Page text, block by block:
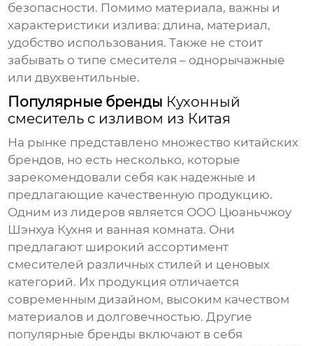
безопасности. Помимо материала, важны и
характеристики излива: длина, материал,
удобство использования. Также не стоит
забывать о типе смесителя – однорычажные
или двухвентильные.
Популярные бренды Кухонный
смеситель с изливом из Китая
На рынке представлено множество китайских
брендов, но есть несколько, которые
зарекомендовали себя как надежные и
предлагающие качественную продукцию.
Одним из лидеров является ООО Цюаньчжоу
Шэнхуа Кухня и ванная комната. Они
предлагают широкий ассортимент
смесителей различных стилей и ценовых
категорий. Их продукция отличается
современным дизайном, высоким качеством
материалов и долговечностью. Другие
популярные бренды включают в себя